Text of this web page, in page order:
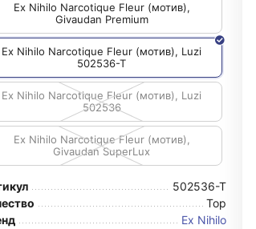
Ex Nihilo Narcotique Fleur (мотив),
Givaudan Premium
Ex Nihilo Narcotique Fleur (мотив), Luzi
502536-T
Ex Nihilo Narcotique Fleur (мотив), Luzi
502536
Ex Nihilo Narcotique Fleur (мотив),
Givaudan SuperLux
502536-T
Top
Ex Nihilo